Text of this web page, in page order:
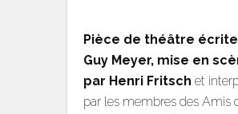
Pièce de théâtre
Guy Meyer, mise en
par Henri Fritsch et
par les membres des Amis